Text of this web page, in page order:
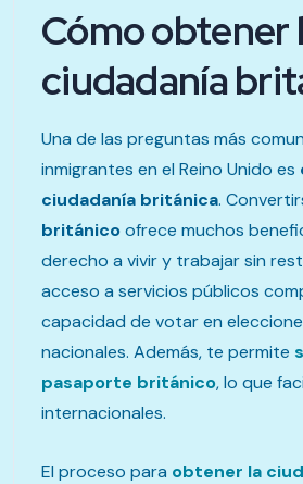
Cómo obtener
ciudadanía
Una de las preguntas más
inmigrantes en el Reino Unido es
ciudadanía británica.
británicoofrece muchos
derecho a vivir y trabajar sin
acceso a servicios públicos
capacidad de votar en
nacionales. Además, te permite
pasaporte británico, lo que
internacionales.
El proceso para obtener la